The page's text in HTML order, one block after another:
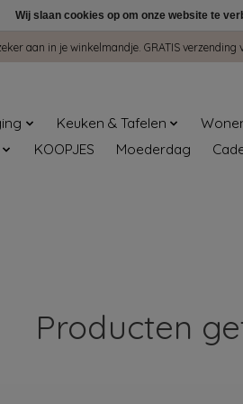
aan in je winkelmandje. GRATIS verzending
Keuken & Tafelen
KOOPJES Moederdag
Producten
Wij slaan cookies op om onze website te